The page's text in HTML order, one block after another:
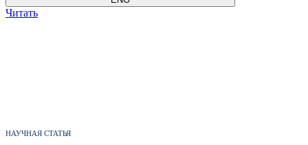
Читать
НАУЧНАЯ СТАТЬЯ